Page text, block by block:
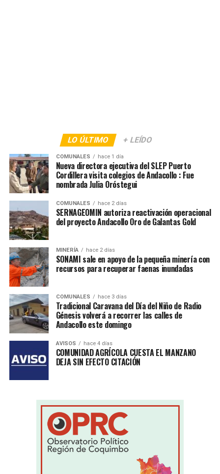
LO ÚLTIMO + LEÍDO
COMUNALES hace 1 día
Nueva directora ejecutiva del SLEP Puerto
Cordillera visita colegios de Andacollo : Fue
nombrada Julia Oróstegui
COMUNALES hace 2 días
SERNAGEOMIN autoriza reactivación operacional
del proyecto Andacollo Oro de Galantas Gold
MINERÍA hace 2 días
SONAMI sale en apoyo de la pequeña minería con
recursos para recuperar faenas inundadas
COMUNALES hace 3 días
Tradicional Caravana del Día del Niño de Radio
Génesis volverá a recorrer las calles de
Andacollo este domingo
AVISOS hace 4 días
COMUNIDAD AGRÍCOLA CUESTA EL MANZANO
DEJA SIN EFECTO CITACIÓN